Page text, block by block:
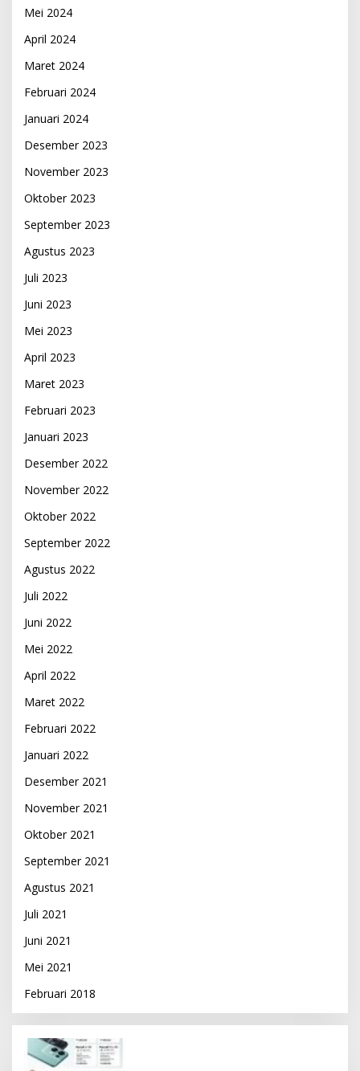
Mei 2024
April 2024
Maret 2024
Februari 2024
Januari 2024
Desember 2023
November 2023
Oktober 2023
September 2023
Agustus 2023
Juli 2023
Juni 2023
Mei 2023
April 2023
Maret 2023
Februari 2023
Januari 2023
Desember 2022
November 2022
Oktober 2022
September 2022
Agustus 2022
Juli 2022
Juni 2022
Mei 2022
April 2022
Maret 2022
Februari 2022
Januari 2022
Desember 2021
November 2021
Oktober 2021
September 2021
Agustus 2021
Juli 2021
Juni 2021
Mei 2021
Februari 2018